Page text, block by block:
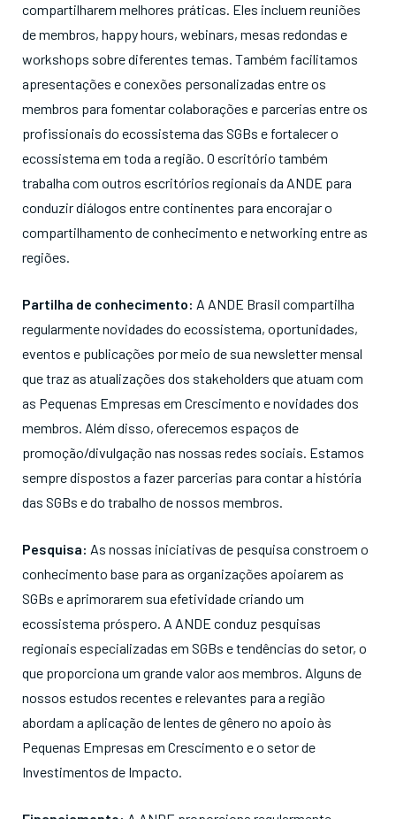
compartilharem melhores práticas. Eles incluem reuniões
de membros, happy hours, webinars, mesas redondas e
workshops sobre diferentes temas. Também facilitamos
apresentações e conexões personalizadas entre os
membros para fomentar colaborações e parcerias entre os
profissionais do ecossistema das SGBs e fortalecer o
ecossistema em toda a região. O escritório também
trabalha com outros escritórios regionais da ANDE para
conduzir diálogos entre continentes para encorajar o
compartilhamento de conhecimento e networking entre as
regiões.
Partilha de conhecimento: A ANDE Brasil compartilha
regularmente novidades do ecossistema, oportunidades,
eventos e publicações por meio de sua newsletter mensal
que traz as atualizações dos stakeholders que atuam com
as Pequenas Empresas em Crescimento e novidades dos
membros. Além disso, oferecemos espaços de
promoção/divulgação nas nossas redes sociais. Estamos
sempre dispostos a fazer parcerias para contar a história
das SGBs e do trabalho de nossos membros.
Pesquisa: As nossas iniciativas de pesquisa constroem o
conhecimento base para as organizações apoiarem as
SGBs e aprimorarem sua efetividade criando um
ecossistema próspero. A ANDE conduz pesquisas
regionais especializadas em SGBs e tendências do setor, o
que proporciona um grande valor aos membros. Alguns de
nossos estudos recentes e relevantes para a região
abordam a aplicação de lentes de gênero no apoio às
Pequenas Empresas em Crescimento e o setor de
Investimentos de Impacto.